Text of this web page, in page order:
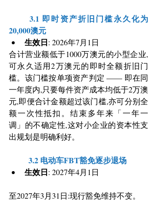
	3.1 即时资产折旧门槛永久化为
20,000澳元
生效日: 2026年7月1日
合计营业额低于1000万澳元的小型企业,
可永久适用2万澳元的即时全额折旧门
槛。该门槛按单项资产判定 —— 即在同
一年度内,只要每件资产成本均低于2万澳
元,即便合计金额超过该门槛,亦可分别全
额一次性抵扣。结束多年来「一年一
调」的不确定性,这对小企业的资本性支
出规划是明确利好。
	3.2 电动车FBT豁免逐步退场
生效日: 2027年4月1日
至2027年3月31日:现行豁免维持不变。